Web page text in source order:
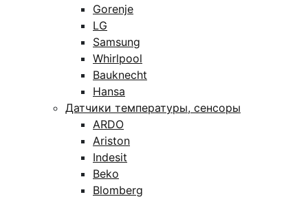
Gorenje
LG
Samsung
Whirlpool
Bauknecht
Hansa
Датчики температуры, сенсоры
ARDO
Ariston
Indesit
Beko
Blomberg